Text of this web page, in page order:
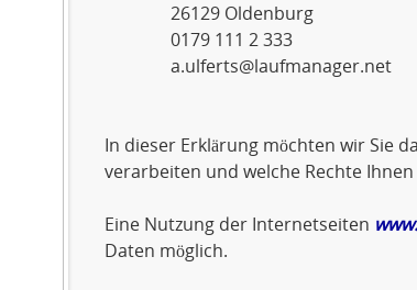
26129 Oldenburg
0179 111 2 333
a.ulferts@laufmanager.net
In dieser Erklärung möchten wir Sie
verarbeiten und welche Rechte
Eine Nutzung der Internetseiten
Daten möglich.